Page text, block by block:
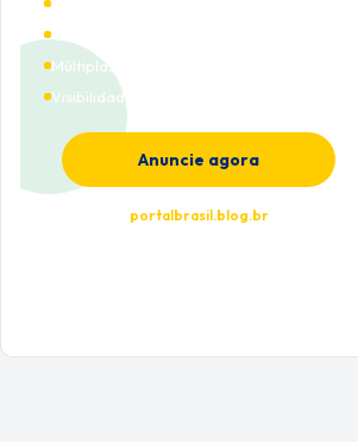
Múltiplas categorias
Visibilidade premium
Anuncie agora
portalbrasil.blog.br